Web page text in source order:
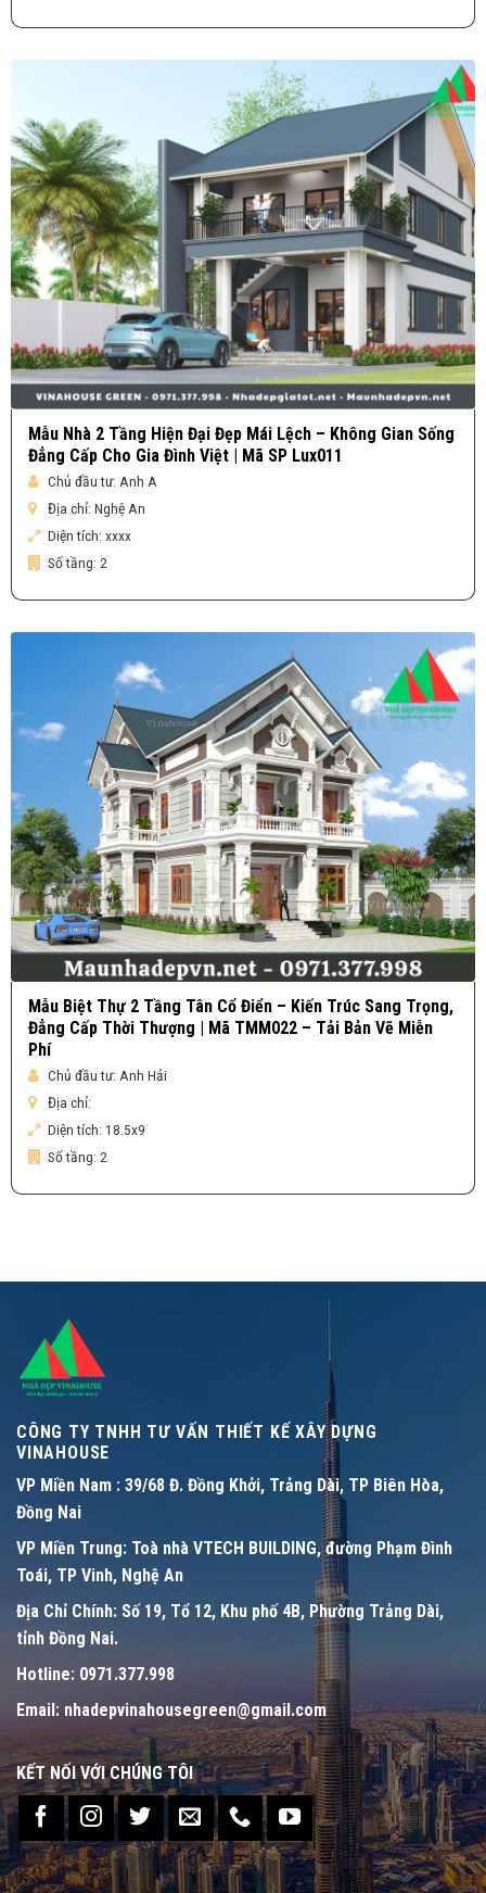
Mẫu Nhà 2 Tầng Hiện Đại Đẹp Mái Lệch – Không Gian Sống
Đẳng Cấp Cho Gia Đình Việt | Mã SP Lux011
Chủ đầu tư: Anh A
Địa chỉ: Nghệ An
Diện tích: xxxx
Số tầng: 2
Mẫu Biệt Thự 2 Tầng Tân Cổ Điển – Kiến Trúc Sang Trọng,
Đẳng Cấp Thời Thượng | Mã TMM022 – Tải Bản Vẽ Miễn
Phí
Chủ đầu tư: Anh Hải
Địa chỉ:
Diện tích: 18.5x9
Số tầng: 2
CÔNG TY TNHH TƯ VẤN THIẾT KẾ XÂY DỰNG
VINAHOUSE
VP Miền Nam : 39/68 Đ. Đồng Khởi, Trảng Dài, TP Biên Hòa,
Đồng Nai
VP Miền Trung: Toà nhà VTECH BUILDING, đường Phạm Đình
Toái, TP Vinh, Nghệ An
Địa Chỉ Chính: Số 19, Tổ 12, Khu phố 4B, Phường Trảng Dài,
tỉnh Đồng Nai.
Hotline: 0971.377.998
Email: nhadepvinahousegreen@gmail.com
KẾT NỐI VỚI CHÚNG TÔI